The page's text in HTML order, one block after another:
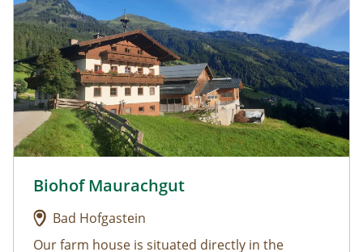
Urlaub am Bauernhof: Biohof Maurachgut
Biohof Maurachgut
Bad Hofgastein
Our farm house is situated directly in the